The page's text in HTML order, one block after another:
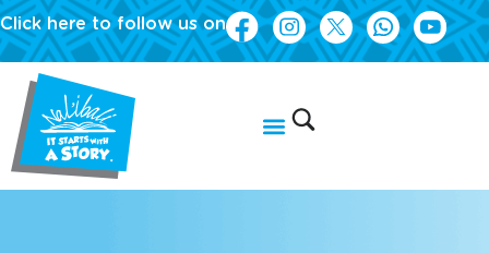
Click here to follow us on